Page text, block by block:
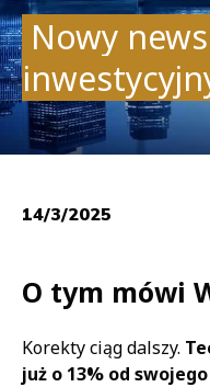
Nowy
14/3/2025
O tym mówi
Korekty ciąg dalszy.
już o 13% od